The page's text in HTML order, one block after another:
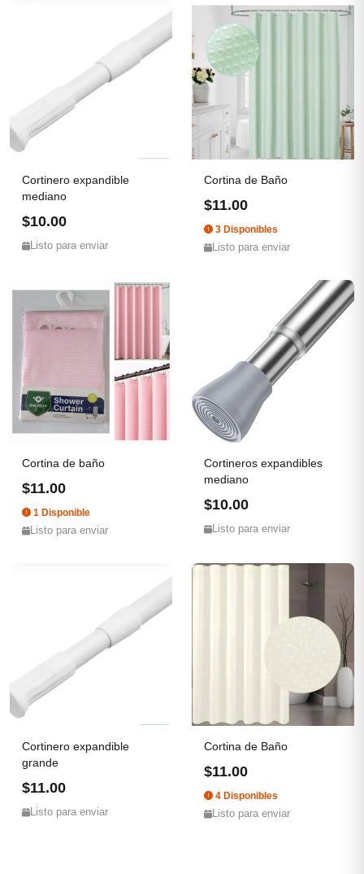
Cortinero expandible
mediano
$10.00
Listo para enviar
Cortina de Baño
$11.00
3 Disponibles
Listo para enviar
Cortina de baño
$11.00
1 Disponible
Listo para enviar
Cortineros expandibles
mediano
$10.00
Listo para enviar
Cortinero expandible
grande
$11.00
Listo para enviar
Cortina de Baño
$11.00
4 Disponibles
Listo para enviar